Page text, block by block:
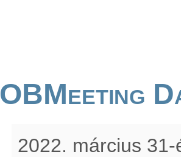
OBMeeting
2022. március